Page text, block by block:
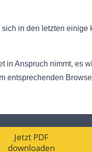
in den letzten einige
in Anspruch nimmt, es
entsprechenden